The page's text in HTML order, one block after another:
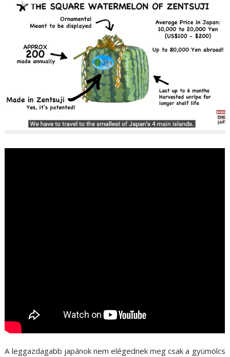
A leggazdagabb japánok nem elégednek meg csak a gyümölcs